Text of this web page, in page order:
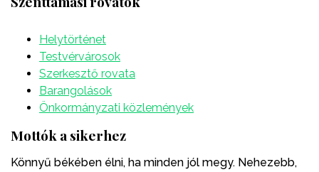
Helytörténet
Testvérvárosok
Szerkesztő rovata
Barangolások
Önkormányzati közlemények
Mottók a sikerhez
Könnyű békében élni, ha minden jól megy. Nehezebb,